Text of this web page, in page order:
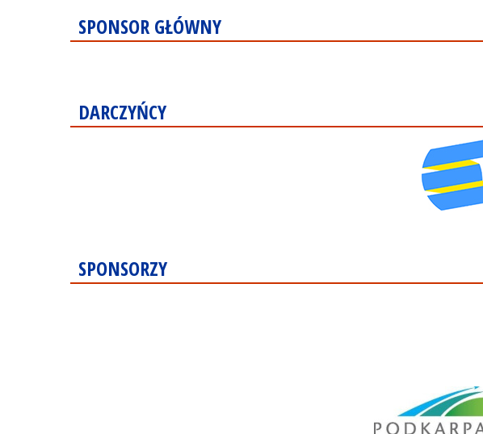
SPONSOR GŁÓWNY
DARCZYŃCY
SPONSORZY